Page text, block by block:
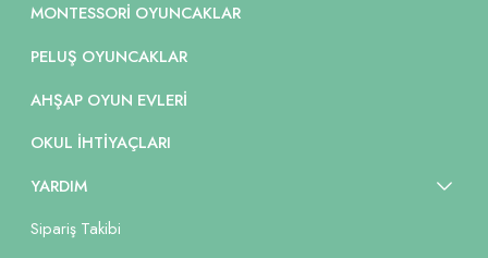
MONTESSORI OYUNCAKLAR
PELUŞ OYUNCAKLAR
AHŞAP OYUN EVLERI
OKUL İHTIYAÇLARI
YARDIM
Sipariş Takibi